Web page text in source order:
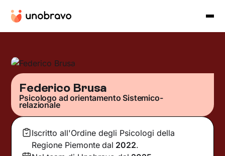
Federico Brusa
Psicologo ad orientamento Sistemico-
relazionale
Iscritto all'Ordine degli Psicologi della
Regione Piemonte dal 2022.